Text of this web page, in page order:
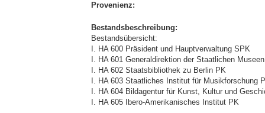
Provenienz:
Bestandsbeschreibung:
Bestandsübersicht:
I. HA 600 Präsident und Hauptverwaltung SPK
I. HA 601 Generaldirektion der Staatlichen
I. HA 602 Staatsbibliothek zu Berlin PK
I. HA 603 Staatliches Institut für Musikforschung
I. HA 604 Bildagentur für Kunst, Kultur und
I. HA 605 Ibero-Amerikanisches Institut PK